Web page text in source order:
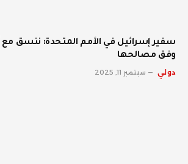
سفير إسرائيل في الأمم المتحدة: ننسق مع
وفق مصالحها
دولي سبتمبر 11, 2025